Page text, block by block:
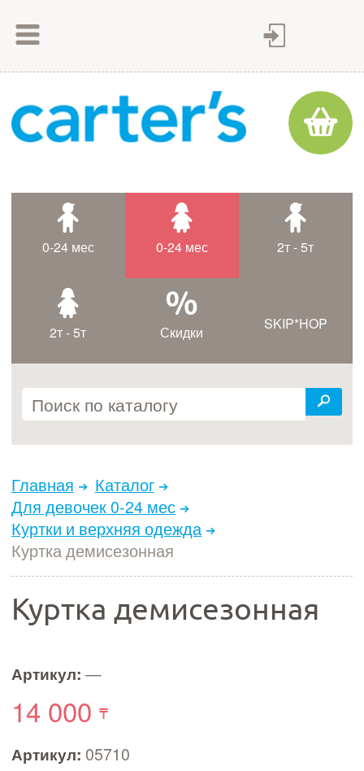
Как оплатить
Доставка товара
Контакты
0-24 мес 0-24 мес 2т - 5т
2т - 5т Скидки SKIP*HOP
Главная
Каталог
Для девочек 0-24 мес
Куртки и верхняя одежда
Куртка демисезонная
Куртка демисезонная
Артикул: —
14 000
Артикул: 05710